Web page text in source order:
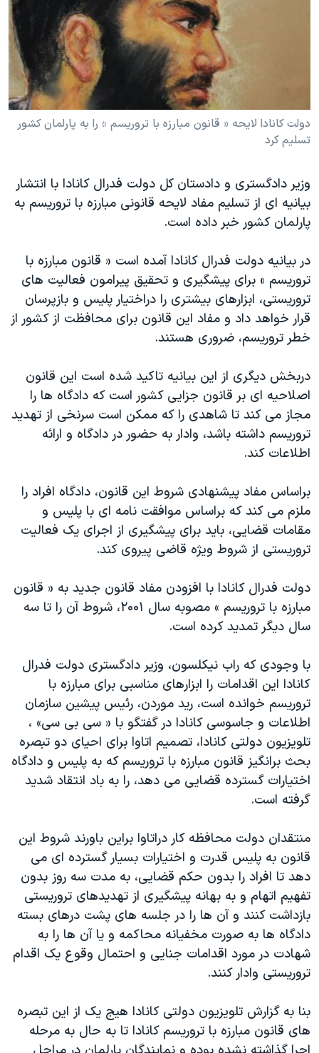
حقوق شهروندی
اسرائیل در جنگ
گالری عکس
انتخابات ریاست جمهوری آمریکا ۲۰۲۴
حمله جمهوری اسلامی به اسرائیل
ورزش زنان در ایران
اعتراضات زن، زندگی، آزادی
تریبونال مردمی آبان ۹۸
دادگاه حمید نوری
قانون شفافیت دارائی کادر رهبری ایران
اعتراضات مردمی آبان ۹۸
اسرائیل در جنگ
نرگس محمدی برنده جایزه نوبل صلح
همایش محافظه‌کاران آمریکا «سی‌پک»
صفحه‌های ویژه
سفر پرزیدنت ترامپ به چین
زبانهای مختلف
دولت کانادا لایحه « قانون مبارزه با تروریسم » را به پارلمان کشور
تسلیم کرد
وزیر دادگستری و دادستان کل دولت فدرال کانادا با انتشار
بیانیه ای از تسلیم مفاد لایحه قانونی مبارزه با تروریسم به
پارلمان کشور خبر داده است.
در بیانیه دولت فدرال کانادا آمده است « قانون مبارزه با
تروریسم » برای پیشگیری و تحقیق پیرامون فعالیت های
تروریستی، ابزارهای بیشتری را دراختیار پلیس و بازپرسان
قرار خواهد داد و مفاد این قانون برای محافظت از کشور از
خطر تروریسم، ضروری هستند.
دربخش دیگری از این بیانیه تاکید شده است این قانون
اصلاحیه ای بر قانون جزایی کشور است که دادگاه ها را
مجاز می کند تا شاهدی را که ممکن است سرنخی از تهدید
تروریسم داشته باشد، وادار به حضور در دادگاه و ارائه
اطلاعات کند.
براساس مفاد پیشنهادی شروط این قانون، دادگاه افراد را
ملزم می کند که براساس موافقت نامه ای با پلیس و
مقامات قضایی، باید برای پیشگیری از اجرای یک فعالیت
تروریستی از شروط ویژه قاضی پیروی کند.
دولت فدرال کانادا با افزودن مفاد قانون جدید به « قانون
مبارزه با تروریسم » مصوبه سال ۲۰۰۱، شروط آن را تا سه
سال دیگر تمدید کرده است.
با وجودی که راب نیکلسون، وزیر دادگستری دولت فدرال
کانادا این اقدامات را ابزارهای مناسبی برای مبارزه با
تروریسم خوانده است، رید موردن، رئیس پیشین سازمان
اطلاعات و جاسوسی کانادا در گفتگو با « سی بی سی» ،
تلویزیون دولتی کانادا، تصمیم اتاوا برای احیای دو تبصره
بحث برانگیز قانون مبارزه با تروریسم که به پلیس و دادگاه
اختیارات گسترده قضایی می دهد، را به باد انتقاد شدید
گرفته است.
منتقدان دولت محافظه کار دراتاوا براین باورند شروط این
قانون به پلیس قدرت و اختیارات بسیار گسترده ای می
دهد تا افراد را بدون حکم قضایی، به مدت سه روز بدون
تفهیم اتهام و به بهانه پیشگیری از تهدیدهای تروریستی
بازداشت کنند و آن ها را در جلسه های پشت درهای بسته
دادگاه ها به صورت مخفیانه محاکمه و یا آن ها را به
شهادت در مورد اقدامات جنایی و احتمال وقوع یک اقدام
تروریستی وادار کنند.
بنا به گزارش تلویزیون دولتی کانادا هیج یک از این تبصره
های قانون مبارزه با تروریسم کانادا تا به حال به مرحله